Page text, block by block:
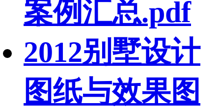
案例汇总.pdf
2012别墅设计
图纸与效果图